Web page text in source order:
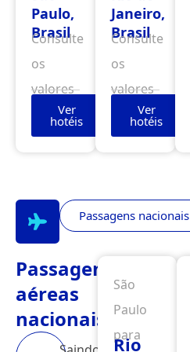
Paulo,
Brasil
Consulte
os
valores
Ver
hotéis
Janeiro,
Brasil
Consulte
os
valores
Ver
hotéis
Passagens nacionais
Passagens
aéreas
nacionais
São
Paulo
para
Rio